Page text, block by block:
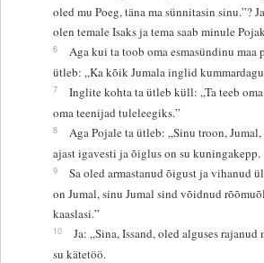
oled mu Poeg, täna ma sünnitasin sinu.”?
olen temale Isaks ja tema saab minule
6
Aga kui ta toob oma esmasündinu maa
ütleb: „Ka kõik Jumala inglid
7
Inglite kohta ta ütleb küll: „Ta teeb
oma teenijad tuleleegiks.”
8
Aga Pojale ta ütleb: „Sinu troon, Jumal,
ajast igavesti ja õiglus on su kuningakepp.
9
Sa oled armastanud õigust ja vihanud
on Jumal, sinu Jumal sind võidnud
kaaslasi.”
10
Ja: „Sina, Issand, oled alguses rajanud
su kätetöö.